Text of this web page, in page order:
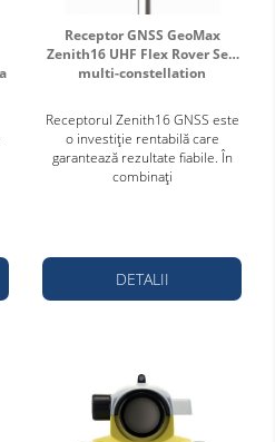
Receptor GNSS GeoMax
Zenith16 UHF Flex Rover Set,
multi-constellation
Receptorul Zenith16 GNSS este
o investiție rentabilă care
garantează rezultate fiabile. În
combinați
DETALII